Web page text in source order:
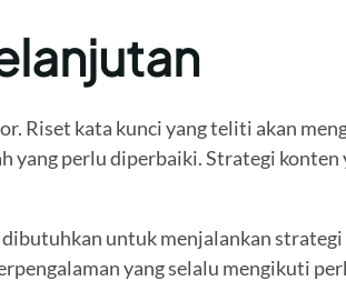
Riset kata kunci yang teliti akan
perlu diperbaiki. Strategi konten
untuk menjalankan strategi
yang selalu mengikuti